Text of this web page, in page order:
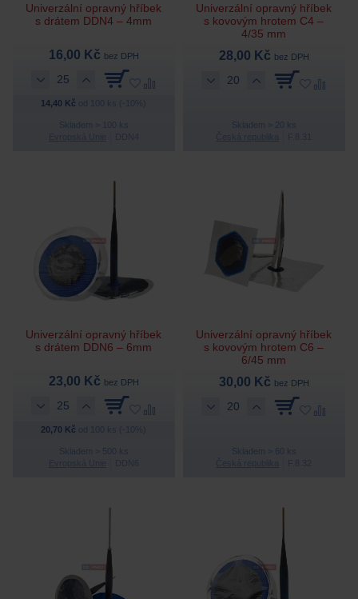
Univerzální opravný hříbek
s drátem DDN4 – 4mm
16,00 Kč bez DPH
14,40 Kč od 100 ks (-10%)
Skladem > 100 ks
Univerzální opravný hříbek
s kovovým hrotem C4 –
4/35 mm
28,00 Kč bez DPH
Skladem > 20 ks
Univerzální opravný hříbek
s drátem DDN6 – 6mm
23,00 Kč bez DPH
20,70 Kč od 100 ks (-10%)
Skladem > 500 ks
Univerzální opravný hříbek
s kovovým hrotem C6 –
6/45 mm
30,00 Kč bez DPH
Skladem > 60 ks